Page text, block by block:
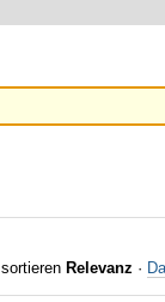
Relevanz ·